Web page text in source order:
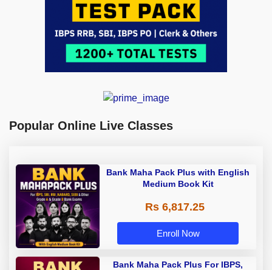
Popular Online Live Classes
Bank Maha Pack Plus with English
Medium Book Kit
Rs 6,817.25
Enroll Now
Bank Maha Pack Plus For IBPS,